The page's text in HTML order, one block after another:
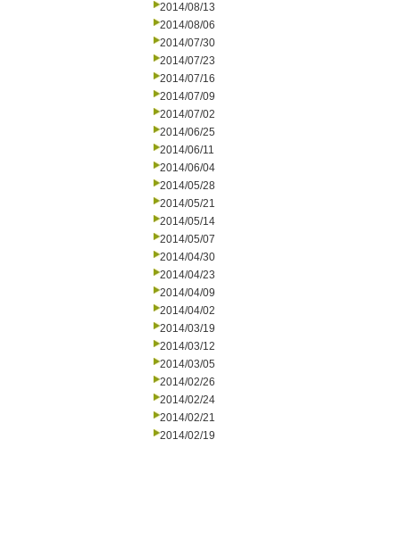
2014/08/13
2014/08/06
2014/07/30
2014/07/23
2014/07/16
2014/07/09
2014/07/02
2014/06/25
2014/06/11
2014/06/04
2014/05/28
2014/05/21
2014/05/14
2014/05/07
2014/04/30
2014/04/23
2014/04/09
2014/04/02
2014/03/19
2014/03/12
2014/03/05
2014/02/26
2014/02/24
2014/02/21
2014/02/19